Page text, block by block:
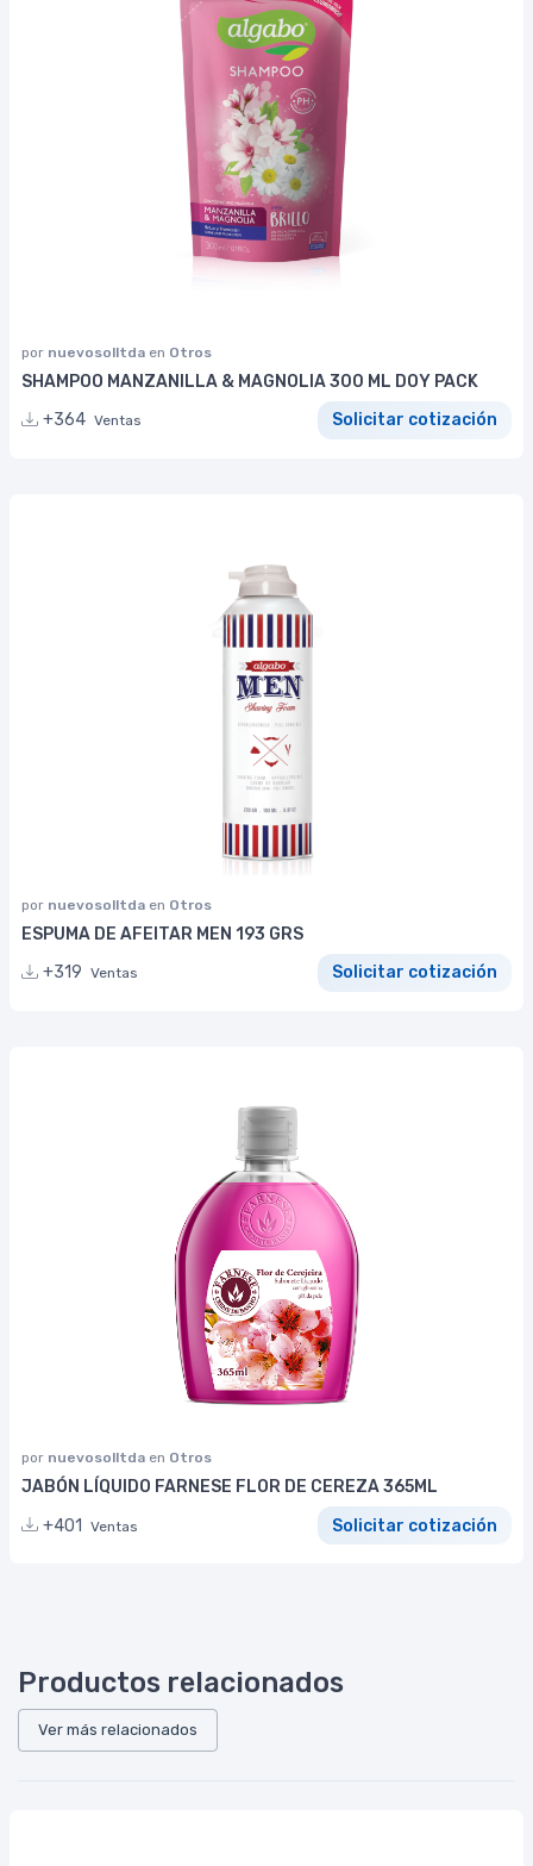
por nuevosolltda en Otros
SHAMPOO MANZANILLA & MAGNOLIA 300 ML DOY PACK
+364 Ventas Solicitar cotización
por nuevosolltda en Otros
ESPUMA DE AFEITAR MEN 193 GRS
+319 Ventas Solicitar cotización
por nuevosolltda en Otros
JABÓN LÍQUIDO FARNESE FLOR DE CEREZA 365ML
+401
Ventas Solicitar cotización
Productos relacionados
Ver más relacionados